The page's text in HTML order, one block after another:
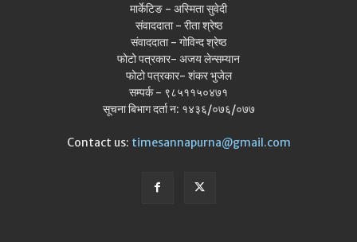
मार्केटिङ - अस्मिता सुवेदी
संवाददाता - रीता श्रेष्ठ
संवाददाता - गोविन्द श्रेष्ठ
फोटो पत्रकार- अजय लेन्सम्यान
फोटो पत्रकार- शंकर भुजेल
सम्पर्क - ९८५११५०४७१
सूचना बिभाग दर्ता न: १४३६/०७६/०७७
Contact us: timesannapurna@gmail.com